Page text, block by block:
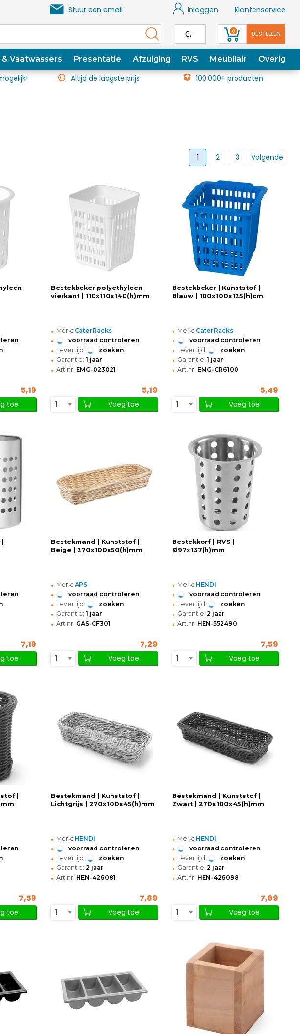
Stuur een email Inloggen Klantenservice
0,- 0 BESTELLEN
Vaatwassers Presentatie Afzuiging RVS Meubilair Overig
Altijd de laagste prijs 100.000+ producten
1 2 3 Volgende
5,19
toe
Bestekbeker polyethyleen
vierkant | 110x110x140(h)mm
• Merk: CaterRacks
• voorraad controleren
• Levertijd: zoeken
• Garantie: 1 jaar
• Art.nr: EMG-023021
5,19
1
Voeg toe
Bestekbeker | Kunststof |
Blauw | 100x100x125(h)cm
• Merk: CaterRacks
• voorraad controleren
• Levertijd: zoeken
• Garantie: 1 jaar
• Art.nr: EMG-CR6100
5,49
1
Voeg toe
7,19
toe
Bestekmand | Kunststof |
Beige | 270x100x50(h)mm
• Merk: APS
• voorraad controleren
• Levertijd: zoeken
• Garantie: 1 jaar
• Art.nr: GAS-CF301
7,29
1
Voeg toe
Bestekkorf | RVS |
Ø97x137(h)mm
• Merk: HENDI
• voorraad controleren
• Levertijd: zoeken
• Garantie: 2 jaar
• Art.nr: HEN-552490
7,59
1
Voeg toe
|
7,59
toe
Bestekmand | Kunststof |
Lichtgrijs | 270x100x45(h)mm
• Merk: HENDI
• voorraad controleren
• Levertijd: zoeken
• Garantie: 2 jaar
• Art.nr: HEN-426081
7,89
1
Voeg toe
Bestekmand | Kunststof |
Zwart | 270x100x45(h)mm
• Merk: HENDI
• voorraad controleren
• Levertijd: zoeken
• Garantie: 2 jaar
• Art.nr: HEN-426098
7,89
1
Voeg toe